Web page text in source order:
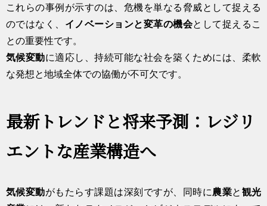
これらの事例が示すのは、危機を単なる脅威として捉える
のではなく、 イノベーションと変革の機会として捉えるこ
との重要性です。
気候変動に適応し、持続可能な社会を築くためには、柔軟
な発想と地域全体での協働が不可欠です。
最新トレンドと将来予測：レジリ
エントな産業構造へ
気候変動がもたらす課題は深刻ですが、同時に農業と 観光